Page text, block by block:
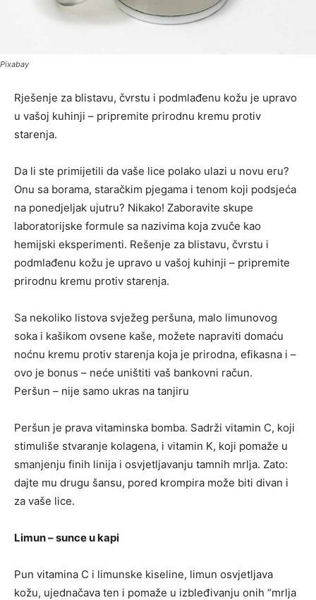
Pixabay
Rješenje za blistavu, čvrstu i podmlađenu kožu je upravo
u vašoj kuhinji – pripremite prirodnu kremu protiv
starenja.
Da li ste primijetili da vaše lice polako ulazi u novu eru?
Onu sa borama, staračkim pjegama i tenom koji podsjeća
na ponedjeljak ujutru? Nikako! Zaboravite skupe
laboratorijske formule sa nazivima koja zvuče kao
hemijski eksperimenti. Rešenje za blistavu, čvrstu i
podmlađenu kožu je upravo u vašoj kuhinji – pripremite
prirodnu kremu protiv starenja.
Sa nekoliko listova svježeg peršuna, malo limunovog
soka i kašikom ovsene kaše, možete napraviti domaću
noćnu kremu protiv starenja koja je prirodna, efikasna i –
ovo je bonus – neće uništiti vaš bankovni račun.
Peršun – nije samo ukras na tanjiru
Peršun je prava vitaminska bomba. Sadrži vitamin C, koji
stimuliše stvaranje kolagena, i vitamin K, koji pomaže u
smanjenju finih linija i osvjetljavanju tamnih mrlja. Zato:
dajte mu drugu šansu, pored krompira može biti divan i
za vaše lice.
Limun – sunce u kapi
Pun vitamina C i limunske kiseline, limun osvjetljava
kožu, ujednačava ten i pomaže u izbleđivanju onih “mrlja